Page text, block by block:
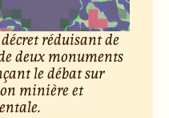
réduisant de
deux monuments
le débat sur
minière et